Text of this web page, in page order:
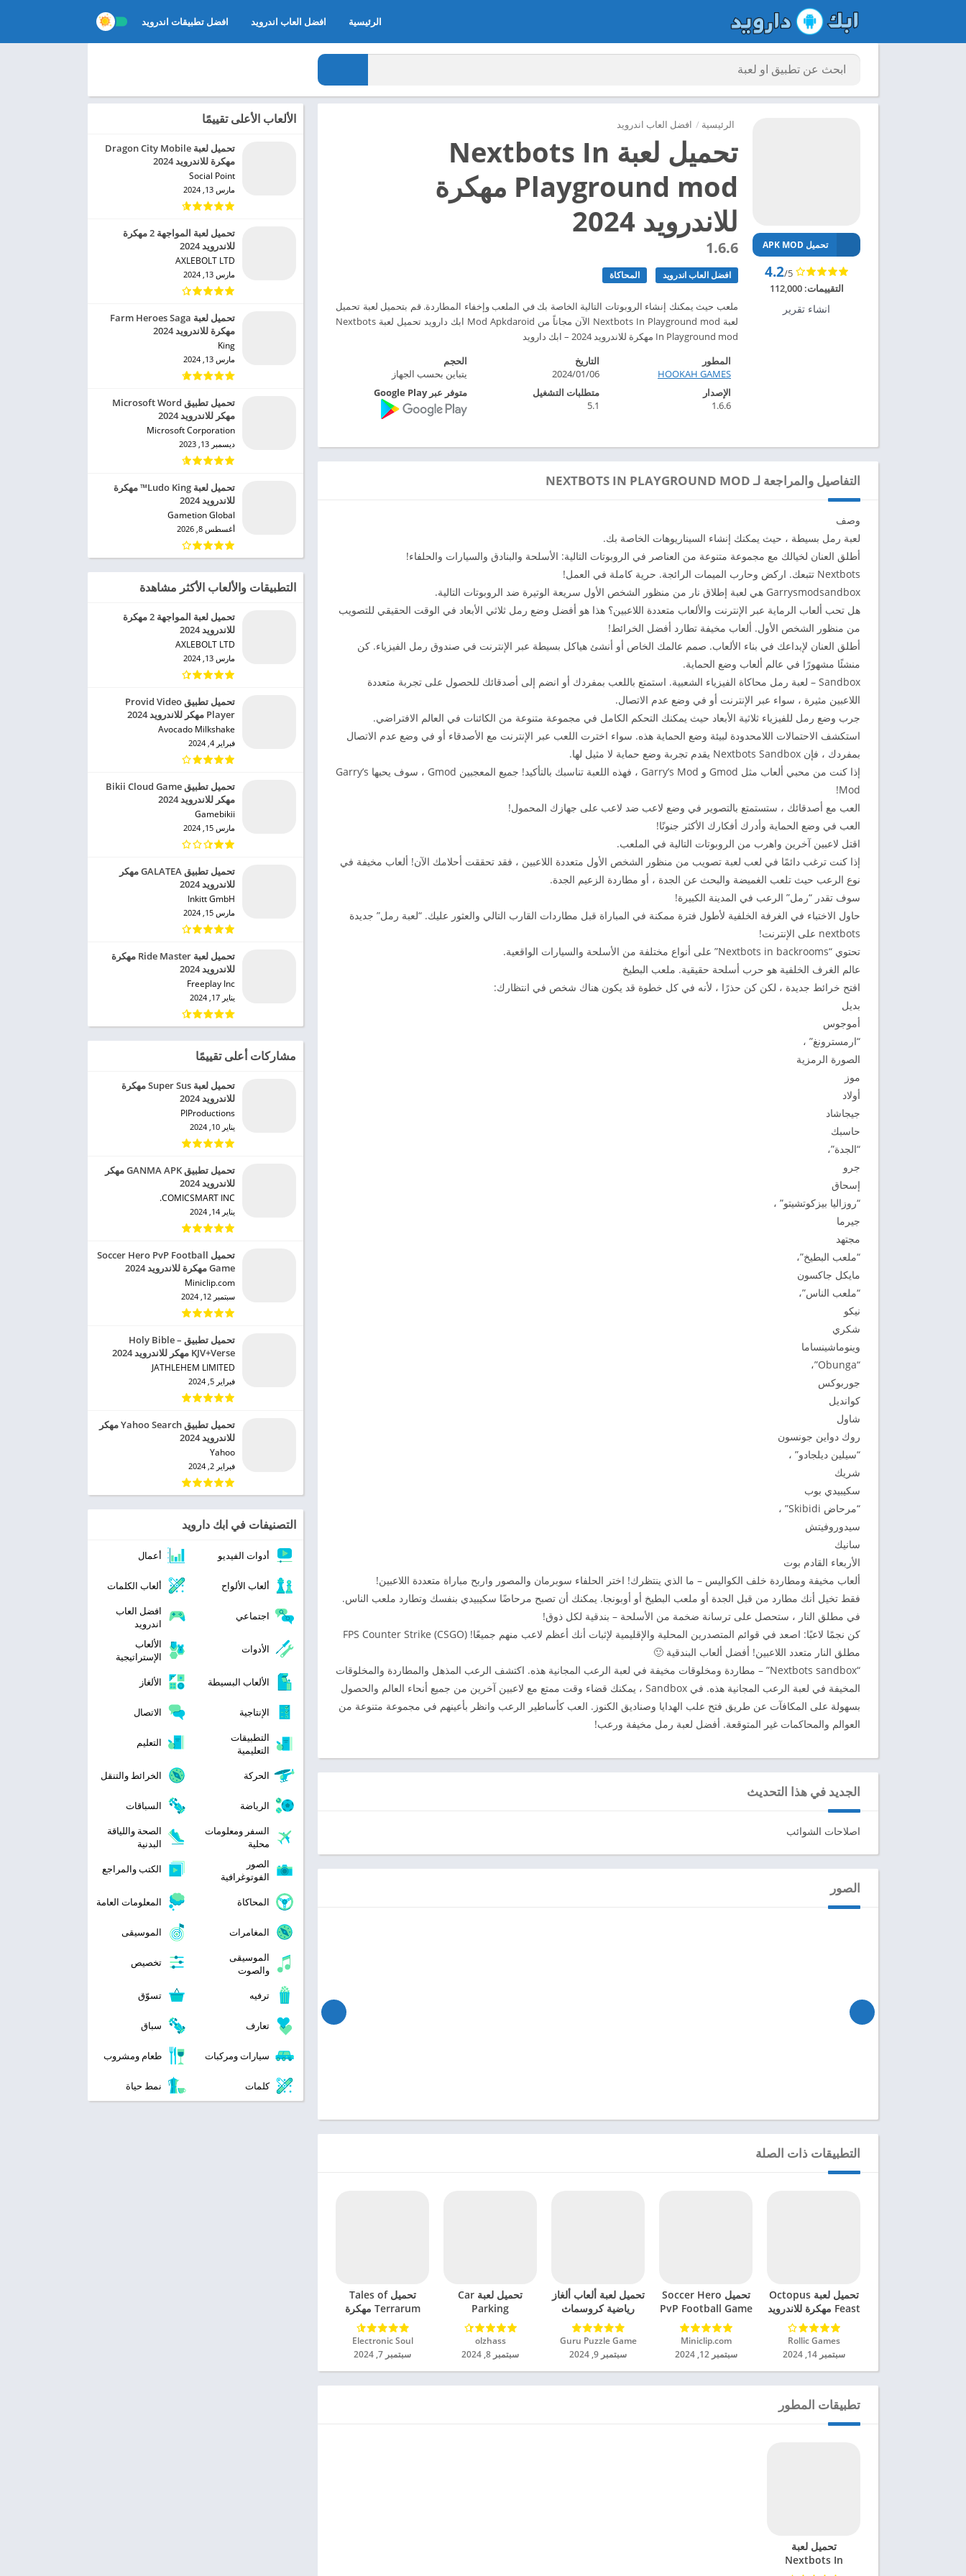
الرئيسية افضل العاب اندرويد افضل تطبيقات اندرويد
الرئيسية / افضل العاب اندرويد
تحميل لعبة Nextbots In
Playground mod مهكرة
للاندرويد 2024
1.6.6
افضل العاب اندرويد المحاكاة
ملعب حيث يمكنك إنشاء الروبوتات التالية الخاصة بك في الملعب وإخفاء المطاردة. قم بتحميل لعبة تحميل
لعبة Nextbots In Playground mod الآن مجاناً من Mod Apkdaroid ابك دارويد تحميل لعبة Nextbots
In Playground mod مهكرة للاندرويد 2024 – ابك دارويد
تحميل APK MOD
4.2/5
التقييمات:112,000
انشاء تقرير
المطور
HOOKAH GAMES‏
التاريخ
2024/01/06
الحجم
يتباين بحسب الجهاز
الإصدار
1.6.6
متطلبات التشغيل
5.1
متوفر عبر Google Play
التفاصيل والمراجعة لـ NEXTBOTS IN PLAYGROUND MOD
وصف
لعبة رمل بسيطة ، حيث يمكنك إنشاء السيناريوهات الخاصة بك.
أطلق العنان لخيالك مع مجموعة متنوعة من العناصر في الروبوتات التالية: الأسلحة والبنادق والسيارات والحلفاء!
Nextbots تتبعك. اركض وحارب الميمات الرائجة. حرية كاملة في العمل!
Garrysmodsandbox هي لعبة إطلاق نار من منظور الشخص الأول سريعة الوتيرة ضد الروبوتات التالية.
هل تحب ألعاب الرماية عبر الإنترنت والألعاب متعددة اللاعبين؟ هذا هو أفضل وضع رمل ثلاثي الأبعاد في الوقت الحقيقي للتصويب
من منظور الشخص الأول. ألعاب مخيفة تطارد أفضل الخرائط!
أطلق العنان لإبداعك في بناء الألعاب. صمم عالمك الخاص أو أنشئ هياكل بسيطة عبر الإنترنت في صندوق رمل الفيزياء. كن
منشئًا مشهورًا في عالم ألعاب وضع الحماية.
Sandbox – لعبة رمل محاكاة الفيزياء الشعبية. استمتع باللعب بمفردك أو انضم إلى أصدقائك للحصول على تجربة متعددة
اللاعبين مثيرة ، سواء عبر الإنترنت أو في وضع عدم الاتصال.
جرب وضع رمل للفيزياء ثلاثية الأبعاد حيث يمكنك التحكم الكامل في مجموعة متنوعة من الكائنات في العالم الافتراضي.
استكشف الاحتمالات اللامحدودة لبيئة وضع الحماية هذه. سواء اخترت اللعب عبر الإنترنت مع الأصدقاء أو في وضع عدم الاتصال
بمفردك ، فإن Nextbots Sandbox يقدم تجربة وضع حماية لا مثيل لها.
إذا كنت من محبي ألعاب مثل Gmod و Garry’s Mod ، فهذه اللعبة تناسبك بالتأكيد! جميع المعجبين Gmod ، سوف يحبها Garry’s
Mod!
العب مع أصدقائك ، ستستمتع بالتصوير في وضع لاعب ضد لاعب على جهازك المحمول!
العب في وضع الحماية وأدرك أفكارك الأكثر جنونًا!
اقتل لاعبين آخرين واهرب من الروبوتات التالية في الملعب.
إذا كنت ترغب دائمًا في لعب لعبة تصويب من منظور الشخص الأول متعددة اللاعبين ، فقد تحققت أحلامك الآن! ألعاب مخيفة في
نوع الرعب حيث تلعب الغميضة والبحث عن الجدة ، أو مطاردة الزعيم الجدة.
سوف تقدر “رمل” الرعب في المدينة الكبيرة!
حاول الاختباء في الغرفة الخلفية لأطول فترة ممكنة في المباراة قبل مطاردات القارب التالي والعثور عليك. “لعبة رمل” جديدة
nextbots على الإنترنت!
تحتوي “Nextbots in backrooms” على أنواع مختلفة من الأسلحة والسيارات الواقعية.
عالم الغرف الخلفية هو حرب أسلحة حقيقية. ملعب البطيخ
افتح خرائط جديدة ، لكن كن حذرًا ، لأنه في كل خطوة قد يكون هناك شخص في انتظارك:
بديل
أموجوس
“ارمسترونغ” ،
الصورة الرمزية
موز
أولاد
جيجاشاد
حاسبك
“الجدة”،
جرو
إسحاق
“روزاليا بيزكوتشيتو” ،
جيرما
مجتهد
“ملعب البطيخ”،
مايكل جاكسون
“ملعب الناس”،
نيكو
شكري
وينوماشينساما
“Obunga”،
جوربوكس
كوانديل
شاول
روك دواين جونسون
“سيلين ديلجادو” ،
شريك
سكيبيدي بوب
“مرحاض Skibidi” ،
سيدوروفيتش
سانيك
الأربعاء القادم بوت
ألعاب مخيفة ومطاردة خلف الكواليس – ما الذي ينتظرك! اختر الحلفاء سوبرمان والمصور واربح مباراة متعددة اللاعبين!
فقط تخيل أنك مطارد من قبل الجدة أو ملعب البطيخ أو أوبونجا. يمكنك أن تصبح مرحاضًا سكيبيدي بنفسك وتطارد ملعب الناس.
في مطلق النار ، ستحصل على ترسانة ضخمة من الأسلحة – بندقية لكل ذوق!
كن نجمًا لاعبًا: اصعد في قوائم المتصدرين المحلية والإقليمية لإثبات أنك أعظم لاعب منهم جميعًا! FPS Counter Strike (CSGO)
مطلق النار متعدد اللاعبين! أفضل ألعاب البندقية 🙂
“Nextbots sandbox” – مطاردة ومخلوقات مخيفة في لعبة الرعب المجانية هذه. اكتشف الرعب المذهل والمطاردة والمخلوقات
المخيفة في لعبة الرعب المجانية هذه. في Sandbox ، يمكنك قضاء وقت ممتع مع لاعبين آخرين من جميع أنحاء العالم والحصول
بسهولة على المكافآت عن طريق فتح علب الهدايا وصناديق الكنوز. العب كأساطير الرعب وانظر بأعينهم في مجموعة متنوعة من
العوالم والمحاكمات غير المتوقعة. أفضل لعبة رمل مخيفة ورعب!
الجديد في هذا التحديث
اصلاحات الشوائب
الصور
التطبيقات ذات الصلة
تحميل لعبة Octopus
Feast مهكرة للاندرويد
2024
Rollic Games‏
سبتمبر 14, 2024
تحميل Soccer Hero
PvP Football Game
مهكرة للاندرويد 2024
Miniclip.com‏
سبتمبر 12, 2024
تحميل لعبة ألعاب ألغاز
رياضية كروسماث
مهكرة للاندرويد 2024
Guru Puzzle Game‏
سبتمبر 9, 2024
تحميل لعبة Car
Parking
Multiplayer 2
مهكرة للاندرويد 2024
olzhass‏
سبتمبر 8, 2024
تحميل Tales of
Terrarum مهكرة
للاندرويد 2024
Electronic Soul‏
سبتمبر 7, 2024
تطبيقات المطور
تحميل لعبة
Nextbots In
الألعاب الأعلى تقييمًا
تحميل لعبة Dragon City Mobile
مهكرة للاندرويد 2024
Social Point‏
مارس 13, 2024
تحميل لعبة المواجهة 2 مهكرة
للاندرويد 2024
AXLEBOLT LTD‏
مارس 13, 2024
تحميل لعبة Farm Heroes Saga
مهكرة للاندرويد 2024
King‏
مارس 13, 2024
تحميل تطبيق Microsoft Word
مهكر للاندرويد 2024
Microsoft Corporation‏
ديسمبر 13, 2023
تحميل لعبة Ludo King™ مهكرة
للاندرويد 2024
Gametion Global‏
أغسطس 8, 2026
التطبيقات والألعاب الأكثر مشاهدة
تحميل لعبة المواجهة 2 مهكرة
للاندرويد 2024
AXLEBOLT LTD‏
مارس 13, 2024
تحميل تطبيق Provid Video
Player مهكر للاندرويد 2024
Avocado Milkshake‏
فبراير 4, 2024
تحميل تطبيق Bikii Cloud Game
مهكر للاندرويد 2024
Gamebikii‏
مارس 15, 2024
تحميل تطبيق GALATEA مهكر
للاندرويد 2024
Inkitt GmbH‏
مارس 15, 2024
تحميل لعبة Ride Master مهكرة
للاندرويد 2024
Freeplay Inc‏
يناير 17, 2024
مشاركات أعلى تقييمًا
تحميل لعبة Super Sus مهكرة
للاندرويد 2024
PIProductions‏
يناير 10, 2024
تحميل تطبيق GANMA APK مهكر
للاندرويد 2024
COMICSMART INC.‏
يناير 14, 2024
تحميل Soccer Hero PvP Football
Game مهكرة للاندرويد 2024
Miniclip.com‏
سبتمبر 12, 2024
تحميل تطبيق Holy Bible –
KJV+Verse مهكر للاندرويد 2024
JATHLEHEM LIMITED‏
فبراير 5, 2024
تحميل تطبيق Yahoo Search مهكر
للاندرويد 2024
Yahoo‏
فبراير 2, 2024
التصنيفات في ابك دارويد
أدوات الفيديو أعمال
ألعاب الألواح ألعاب الكلمات
اجتماعي
افضل العاب
اندرويد
الأدوات
الألعاب
الإستراتيجية
الألعاب البسيطة
الألغاز
الإنتاجية
الاتصال
التطبيقات
التعليمية
التعليم
الحركة الخرائط والتنقل
الرياضة
السباقات
السفر ومعلومات
محلية
الصحة واللياقة
البدنية
الصور
الفوتوغرافية
الكتب والمراجع
المحاكاة المعلومات العامة
المغامرات
الموسيقى
الموسيقى
والصوت
تخصيص
ترفيه تسوّق
تعارف سباق
سيارات ومركبات طعام ومشروب
كلمات نمط حياة